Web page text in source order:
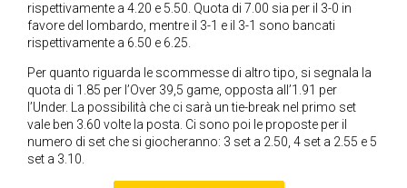
rispettivamente a 4.20 e 5.50. Quota di 7.00 sia per il 3-0 in
favore del lombardo, mentre il 3-1 e il 3-1 sono bancati
rispettivamente a 6.50 e 6.25.
Per quanto riguarda le scommesse di altro tipo, si segnala la
quota di 1.85 per l’Over 39,5 game, opposta all’1.91 per
l’Under. La possibilità che ci sarà un tie-break nel primo set
vale ben 3.60 volte la posta. Ci sono poi le proposte per il
numero di set che si giocheranno: 3 set a 2.50, 4 set a 2.55 e 5
set a 3.10.